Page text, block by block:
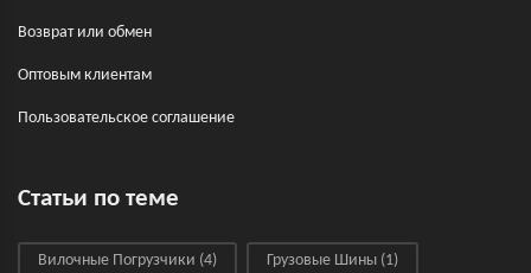
Возврат или обмен
Оптовым клиентам
Пользовательское соглашение
Статьи по теме
Вилочные Погрузчики (4) Грузовые Шины (1)